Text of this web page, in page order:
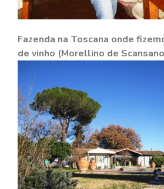
Fazenda na Toscana onde
de vinho (Morellino de